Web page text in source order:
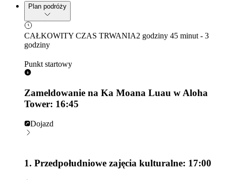
Plan podróży
CAŁKOWITY CZAS TRWANIA2 godziny 45 minut - 3
godziny
Punkt startowy
Zameldowanie na Ka Moana Luau w Aloha
Tower: 16:45
Dojazd
1. Przedpołudniowe zajęcia kulturalne: 17:00